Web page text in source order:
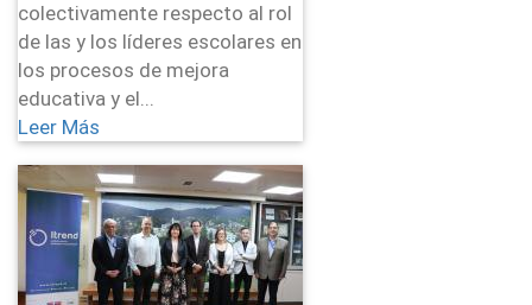
colectivamente respecto al rol
de las y los líderes escolares en
los procesos de mejora
educativa y el...
Leer Más